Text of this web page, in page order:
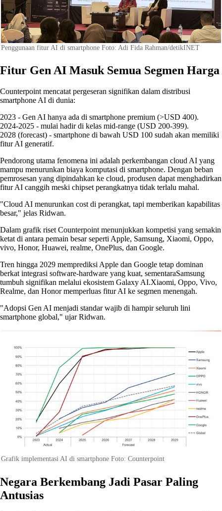
Penggunaan fitur AI di smartphone Foto: Adi Fida Rahman/detikINET
Fitur Gen AI Masuk Semua Segmen Harga
Counterpoint mencatat pergeseran signifikan dalam distribusi
smartphone AI di dunia:
2023 - Gen AI hanya ada di smartphone premium (>USD 400).
2024-2025 - mulai hadir di kelas mid-range (USD 200-399).
2028 (forecast) - smartphone di bawah USD 100 sudah akan memiliki
fitur AI generatif.
Pendorong utama fenomena ini adalah perkembangan cloud AI yang
mampu menurunkan biaya komputasi di smartphone. Dengan beban
pemrosesan yang dipindahkan ke cloud, produsen dapat menghadirkan
fitur AI canggih meski chipset perangkatnya tidak terlalu mahal.
"Cloud AI menurunkan cost di perangkat, tapi memberikan kapabilitas
besar," jelas Ridwan.
Dalam grafik riset Counterpoint menunjukkan kompetisi yang semakin
ketat di antara pemain besar seperti Apple, Samsung, Xiaomi, Oppo,
vivo, Honor, Huawei, realme, OnePlus, dan Google.
Tren hingga 2029 memprediksi Apple dan Google tetap dominan
berkat integrasi software-hardware yang kuat, sementaraSamsung
tumbuh signifikan melalui ekosistem Galaxy AI.Xiaomi, Oppo, Vivo,
Realme, dan Honor memperluas fitur AI ke segmen menengah.
"Adopsi Gen AI menjadi standar wajib di hampir seluruh lini
smartphone global," ujar Ridwan.
Grafik implementasi AI di smartphone Foto: Counterpoint
Negara Berkembang Jadi Pasar Paling
Antusias